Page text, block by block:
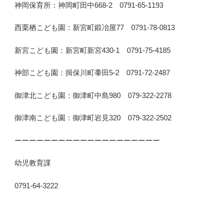
神岡保育所：神岡町田中668-2 0791-65-1193
西栗栖こども園：新宮町鍛冶屋77 0791-78-0813
新宮こども園：新宮町新宮430-1 0791-75-4185
神部こども園：揖保川町黍田5-2 0791-72-2487
御津北こども園：御津町中島980 079-322-2278
御津南こども園：御津町岩見320 079-322-2502
ーーーーーーーーーーーーーーーーーーーー
幼児教育課
0791-64-3222